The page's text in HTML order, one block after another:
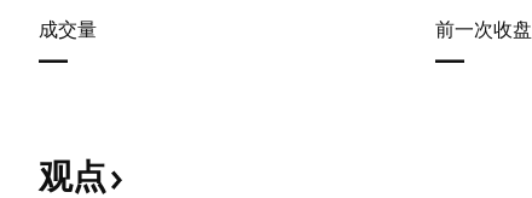
成交量
—
前一次收盘
—
观点